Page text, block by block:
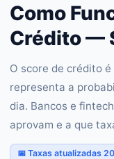
Como
Crédito —
O score de crédito
representa a
dia. Bancos e
aprovam e a que
📅 Taxas atualizadas